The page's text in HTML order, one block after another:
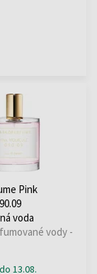
Pink
voda
vody -
13.08.